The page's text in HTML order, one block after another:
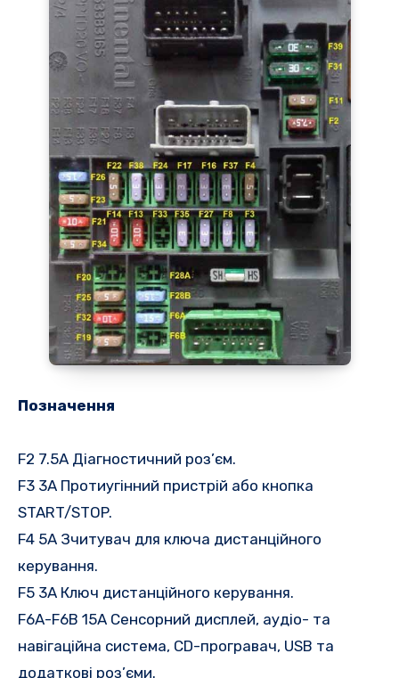
Позначення
F2 7.5A Діагностичний роз’єм.
F3 3A Протиугінний пристрій або кнопка
START/STOP.
F4 5A Зчитувач для ключа дистанційного
керування.
F5 3A Ключ дистанційного керування.
F6A-F6B 15A Сенсорний дисплей, аудіо- та
навігаційна система, CD-програвач, USB та
додаткові роз’єми.